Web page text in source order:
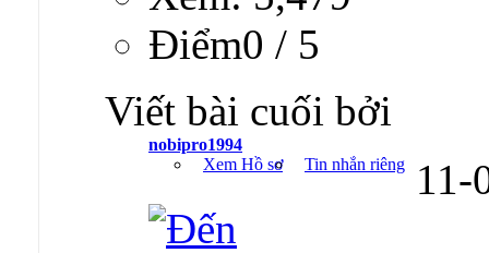
Ðiểm0 / 5
Viết bài cuối bởi
nobipro1994
Xem Hồ sơ
Tin nhắn riêng 11-